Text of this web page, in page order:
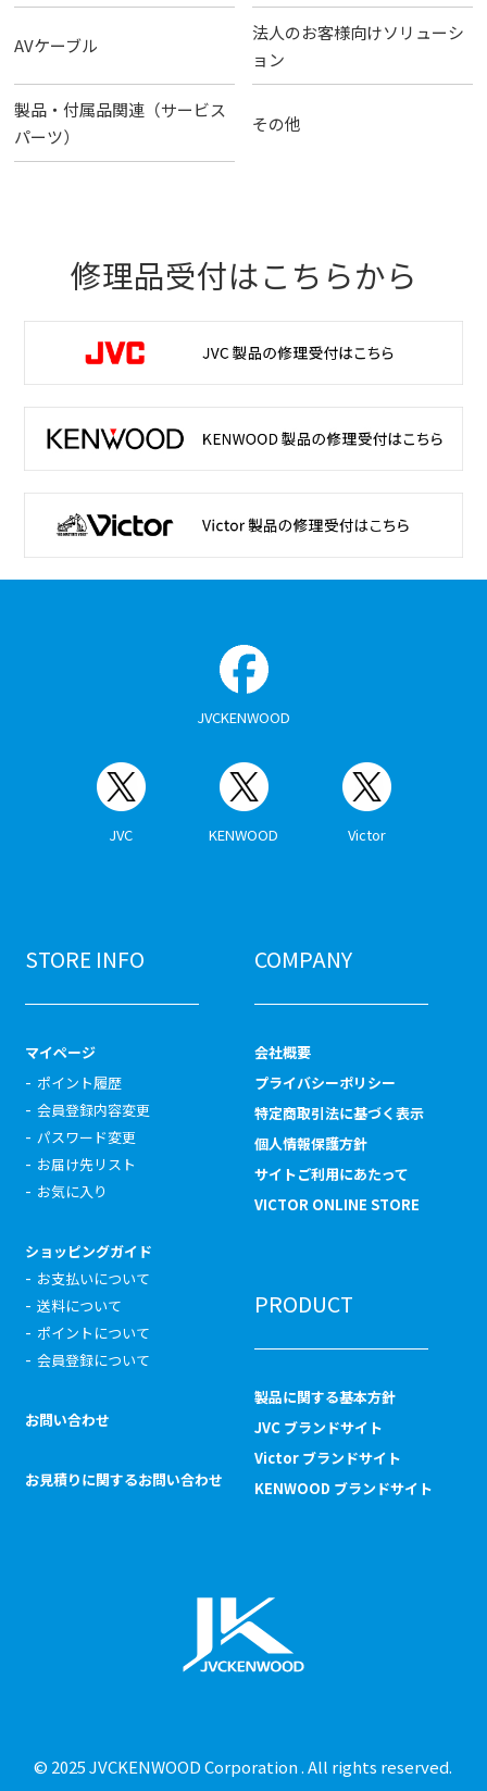
AVケーブル
法人のお客様向けソリューシ
ョン
製品・付属品関連（サービス
パーツ）
その他
修理品受付はこちらから
JVCKENWOOD
JVC KENWOOD Victor
STORE INFO
マイページ
ポイント履歴
会員登録内容変更
パスワード変更
お届け先リスト
お気に入り
ショッピングガイド
お支払いについて
送料について
ポイントについて
会員登録について
お問い合わせ
お見積りに関するお問い合わせ
COMPANY
会社概要
プライバシーポリシー
特定商取引法に基づく表示
個人情報保護方針
サイトご利用にあたって
VICTOR ONLINE STORE
PRODUCT
製品に関する基本方針
JVC ブランドサイト
Victor ブランドサイト
KENWOOD ブランドサイト
© 2025 JVCKENWOOD Corporation . All rights reserved.